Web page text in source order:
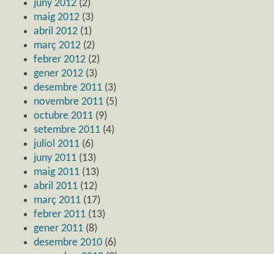
juny 2012 (2)
maig 2012 (3)
abril 2012 (1)
març 2012 (2)
febrer 2012 (2)
gener 2012 (3)
desembre 2011 (3)
novembre 2011 (5)
octubre 2011 (9)
setembre 2011 (4)
juliol 2011 (6)
juny 2011 (13)
maig 2011 (13)
abril 2011 (12)
març 2011 (17)
febrer 2011 (13)
gener 2011 (8)
desembre 2010 (6)